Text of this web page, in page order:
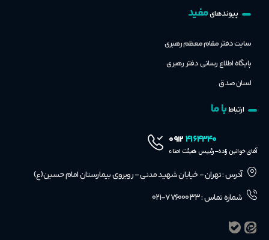
پیوندهایمفید
سایت دفتر مقام معظم رهبری
پایگاه اطلاع رسانی دفتر رهبری
لسان صدق
ارتباطبا ما
۰۹۱۲۴۱۶۴۳۴۰
آقای خوانین زاده-رئییس هیئت امناء
آدرس : تهران - خیابان شهید مدنی - روبروی بیمارستان امام حسین(ع)
شماره تماس : ۷۷۶۰۰۰۳۳-۰۲۱